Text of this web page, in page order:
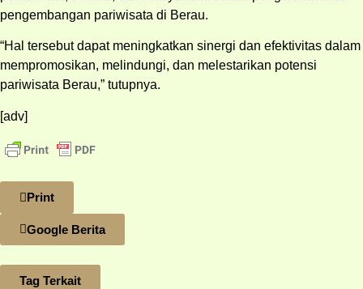
pengembangan pariwisata di Berau.
“Hal tersebut dapat meningkatkan sinergi dan efektivitas dalam
mempromosikan, melindungi, dan melestarikan potensi
pariwisata Berau,” tutupnya.
[adv]
Print
Google Berita
Tag Terkait